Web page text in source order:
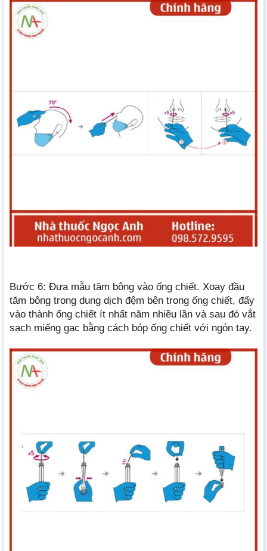
Bước 6: Đưa mẫu tăm bông vào ống chiết. Xoay đầu
tăm bông trong dung dịch đệm bên trong ống chiết, đẩy
vào thành ống chiết ít nhất năm nhiều lần và sau đó vắt
sạch miếng gạc bằng cách bóp ống chiết với ngón tay.